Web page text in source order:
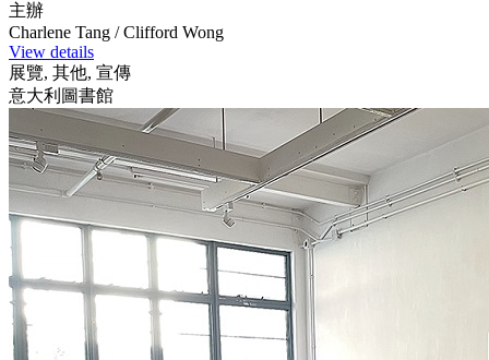
主辦
Charlene Tang / Clifford Wong
View details
展覽, 其他, 宣傳
意大利圖書館